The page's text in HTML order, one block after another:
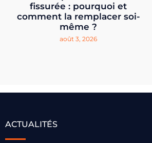
fissurée : pourquoi et
comment la remplacer soi-
même ?
août 3, 2026
ACTUALITÉS